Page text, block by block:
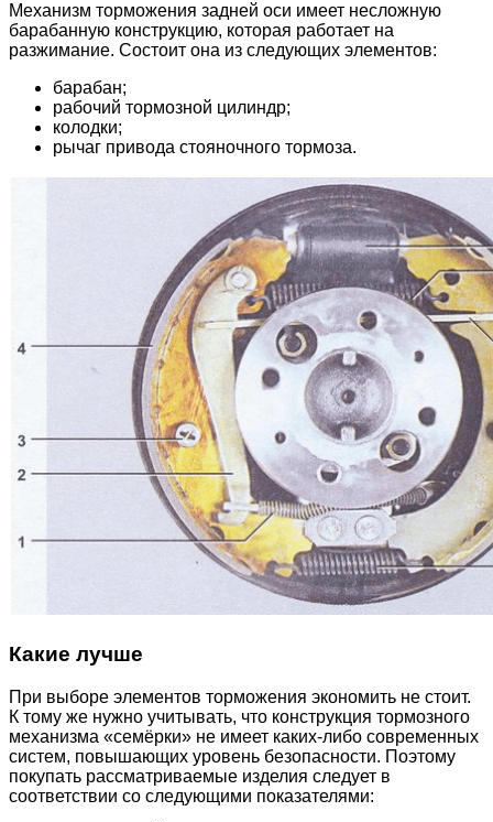
Механизм торможения задней оси имеет несложную
барабанную конструкцию, которая работает на
разжимание. Состоит она из следующих элементов:
барабан;
рабочий тормозной цилиндр;
колодки;
рычаг привода стояночного тормоза.
Какие лучше
При выборе элементов торможения экономить не стоит.
К тому же нужно учитывать, что конструкция тормозного
механизма «семёрки» не имеет каких-либо современных
систем, повышающих уровень безопасности. Поэтому
покупать рассматриваемые изделия следует в
соответствии со следующими показателями: